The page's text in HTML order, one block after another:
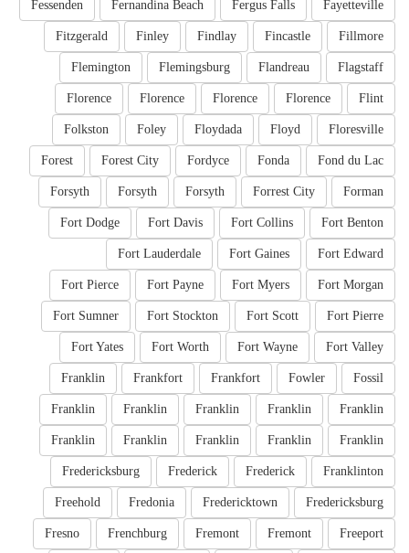
Fayetteville
Fergus Falls
Fernandina Beach
Fessenden
Fillmore
Fincastle
Findlay
Finley
Fitzgerald
Flagstaff
Flandreau
Flemingsburg
Flemington
Flint
Florence
Florence
Florence
Florence
Floresville
Floyd
Floydada
Foley
Folkston
Fond du Lac
Fonda
Fordyce
Forest City
Forest
Forman
Forrest City
Forsyth
Forsyth
Forsyth
Fort Benton
Fort Collins
Fort Davis
Fort Dodge
Fort Edward
Fort Gaines
Fort Lauderdale
Fort Morgan
Fort Myers
Fort Payne
Fort Pierce
Fort Pierre
Fort Scott
Fort Stockton
Fort Sumner
Fort Valley
Fort Wayne
Fort Worth
Fort Yates
Fossil
Fowler
Frankfort
Frankfort
Franklin
Franklin
Franklin
Franklin
Franklin
Franklin
Franklin
Franklin
Franklin
Franklin
Franklin
Franklinton
Frederick
Frederick
Fredericksburg
Fredericksburg
Fredericktown
Fredonia
Freehold
Freeport
Fremont
Fremont
Frenchburg
Fresno